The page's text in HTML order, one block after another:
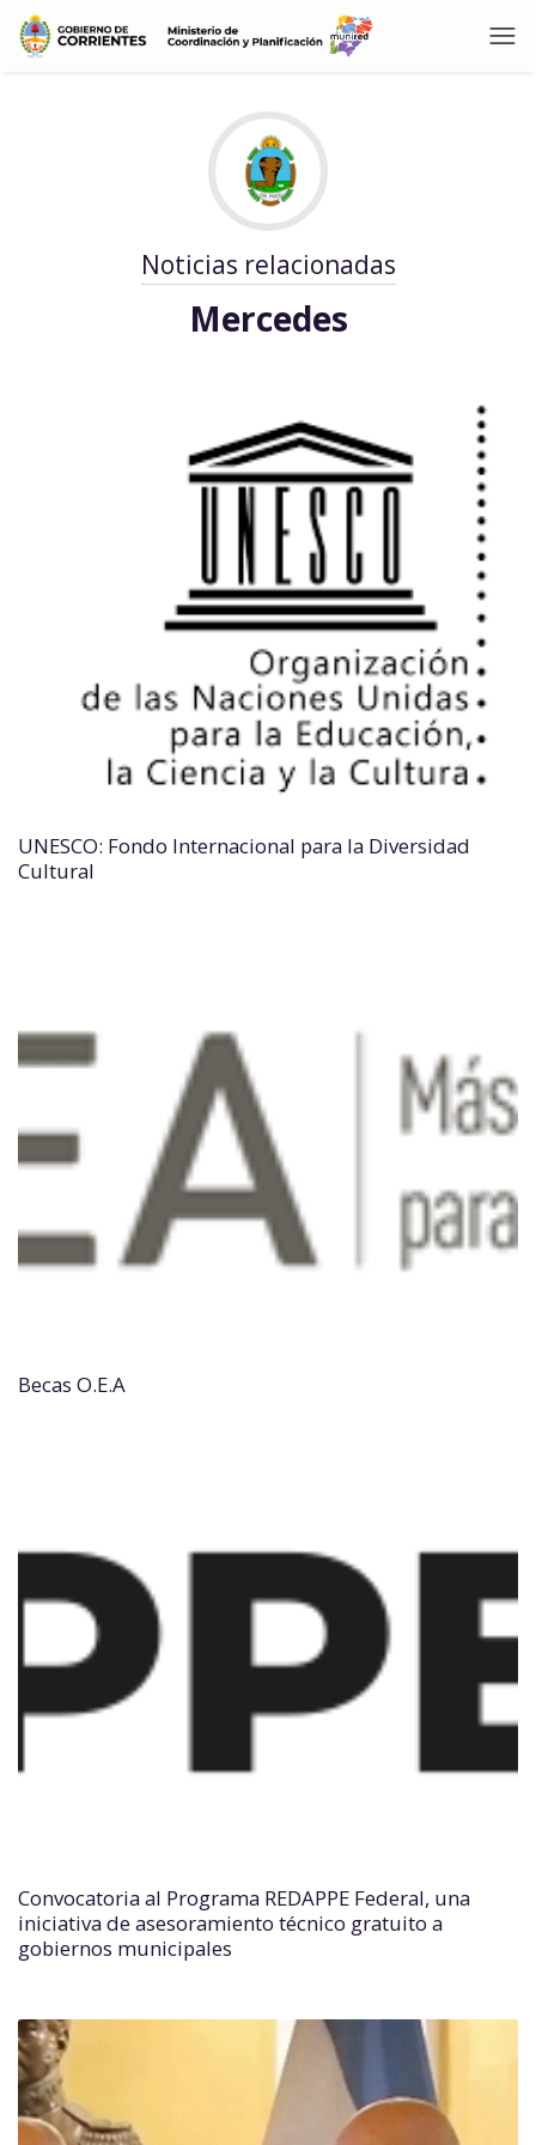
Noticias relacionadas
Mercedes
UNESCO: Fondo Internacional para la Diversidad
Cultural
Becas O.E.A
Convocatoria al Programa REDAPPE Federal, una
iniciativa de asesoramiento técnico gratuito a
gobiernos municipales